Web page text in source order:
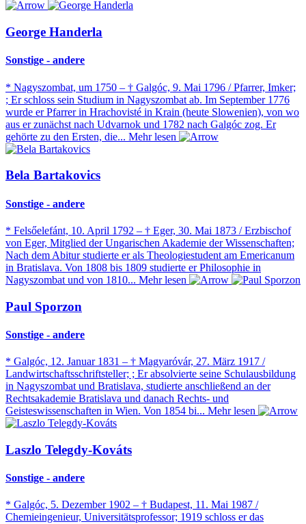
George Handerla
Sonstige - andere
* Nagyszombat, um 1750 – † Galgóc, 9. Mai 1796 / Pfarrer, Imker;
; Er schloss sein Studium in Nagyszombat ab. Im September 1776
wurde er Pfarrer in Hrachovisté in Krain (heute Slowenien), von wo
aus er zunächst nach Udvarnok und 1782 nach Galgóc zog. Er
gehörte zu den Ersten, die... Mehr lesen
Bela Bartakovics
Sonstige - andere
* Felsőelefánt, 10. April 1792 – † Eger, 30. Mai 1873 / Erzbischof
von Eger, Mitglied der Ungarischen Akademie der Wissenschaften;
Nach dem Abitur studierte er als Theologiestudent am Emericanum
in Bratislava. Von 1808 bis 1809 studierte er Philosophie in
Nagyszombat und von 1810... Mehr lesen
Paul Sporzon
Sonstige - andere
* Galgóc, 12. Januar 1831 – † Magyaróvár, 27. März 1917 /
Landwirtschaftsschriftsteller; ; Er absolvierte seine Schulausbildung
in Nagyszombat und Bratislava, studierte anschließend an der
Rechtsakademie Bratislava und danach Rechts- und
Geisteswissenschaften in Wien. Von 1854 bi... Mehr lesen
Laszlo Telegdy-Kováts
Sonstige - andere
* Galgóc, 5. Dezember 1902 – † Budapest, 11. Mai 1987 /
Chemieingenieur, Universitätsprofessor; 1919 schloss er das